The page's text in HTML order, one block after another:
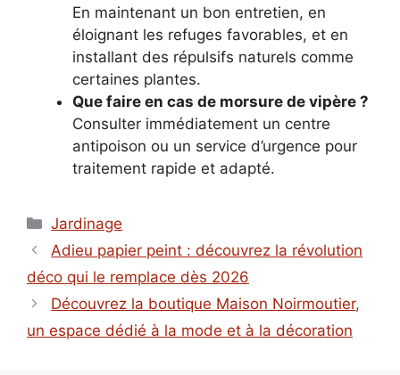
En maintenant un bon entretien, en
éloignant les refuges favorables, et en
installant des répulsifs naturels comme
certaines plantes.
Que faire en cas de morsure de vipère ?
Consulter immédiatement un centre
antipoison ou un service d’urgence pour
traitement rapide et adapté.
Catégories
Jardinage
Adieu papier peint : découvrez la révolution
déco qui le remplace dès 2026
Découvrez la boutique Maison Noirmoutier,
un espace dédié à la mode et à la décoration